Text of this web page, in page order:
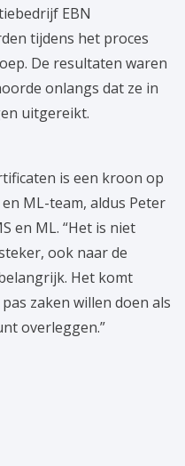
EBN
tijdens het proces
De resultaten waren
onlangs dat ze in
uitgereikt.
is een kroon op
ML-team, aldus Peter
en ML. “Het is niet
ook naar de
Het komt
zaken willen doen als
overleggen.”